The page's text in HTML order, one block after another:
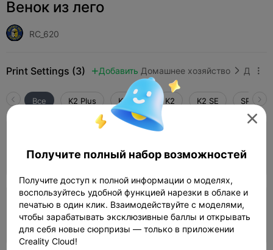
Венок из лего
RC_620
Print Settings (3)  Добавить Домашнее хозяйство  
Все K2 Plus K2 Pro K2 K2 SE SPARKX
 02h 07m  1 plates  81.27g
0.2mm layer, 2 walls, 10 infill
01h 29m 1 plates 63.73g

Получите полный набор возможностей
Получите доступ к полной информации о моделях,
воспользуйтесь удобной функцией нарезки в облаке и
печатью в один клик. Взаимодействуйте с моделями,
чтобы зарабатывать эксклюзивные баллы и открывать
для себя новые сюрпризы — только в приложении
Creality Cloud!